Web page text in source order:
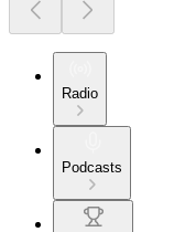
Radio
Podcasts